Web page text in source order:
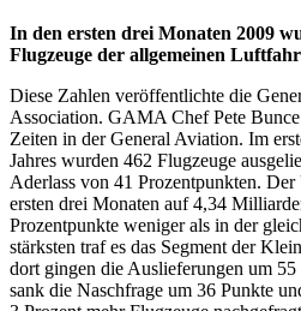
In den ersten drei Monaten 2009
Flugzeuge der allgemeinen
Diese Zahlen veröffentlichte die
Association. GAMA Chef Pete
Zeiten in der General Aviation. Im
Jahres wurden 462 Flugzeuge
Aderlass von 41 Prozentpunkten.
ersten drei Monaten auf 4,34
Prozentpunkte weniger als in der
stärksten traf es das Segment der
dort gingen die Auslieferungen um 55
sank die Naschfrage um 36 Punkte